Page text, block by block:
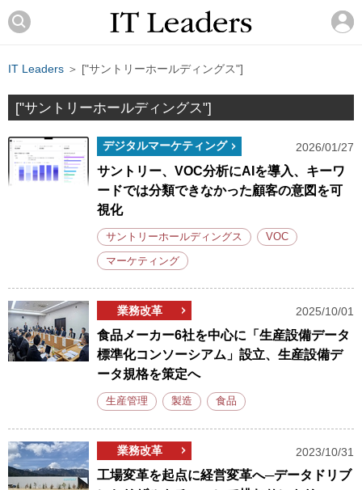
IT Leaders ＞ ["サントリーホールディングス"]
["サントリーホールディングス"]
デジタルマーケティング 2026/01/27
サントリー、VOC分析にAIを導入、キーワ
ードでは分類できなかった顧客の意図を可
視化
サントリーホールディングス VOC
マーケティング
業務改革 2025/10/01
食品メーカー6社を中心に「生産設備データ
標準化コンソーシアム」設立、生産設備デ
ータ規格を策定へ
生産管理 製造 食品
業務改革 2023/10/31
工場変革を起点に経営変革へ─データドリブ